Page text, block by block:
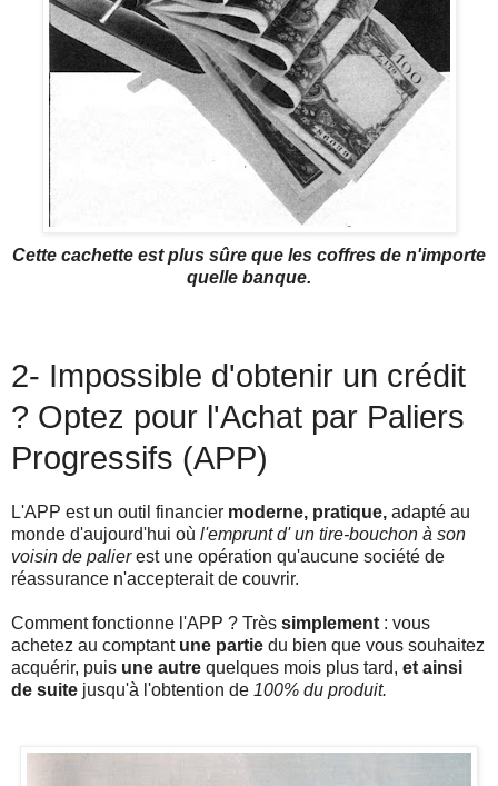
Cette cachette est plus sûre que les coffres de n'importe
quelle banque.
2- Impossible d'obtenir un crédit
? Optez pour l'Achat par Paliers
Progressifs (APP)
L'APP est un outil financier moderne, pratique, adapté au
monde d'aujourd'hui où l'emprunt d' un tire-bouchon à son
voisin de palierest une opération qu'aucune société de
réassurance n'accepterait de couvrir.
Comment fonctionne l'APP ? Très simplement : vous
achetez au comptantune partie du bien que vous souhaitez
acquérir, puis une autre quelques mois plus tard, et ainsi
de suite jusqu'à l'obtention de 100% du produit.